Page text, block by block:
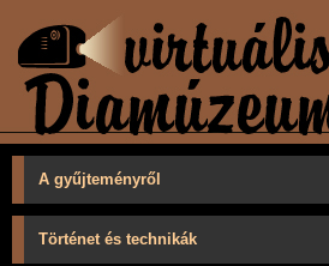
A gyűjteményről
Történet és technikák